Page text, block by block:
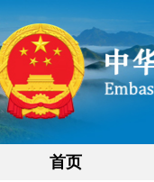
首页